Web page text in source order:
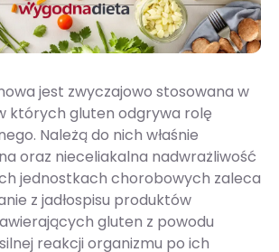
jest zwyczajowo stosowana w
których gluten odgrywa rolę
Należą do nich właśnie
oraz nieceliakalna nadwrażliwość
jednostkach chorobowych zaleca
z jadłospisu produktów
gluten z powodu
reakcji organizmu po ich